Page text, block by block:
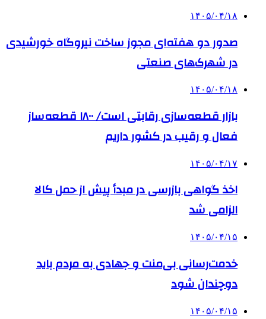
۱۴۰۵/۰۴/۱۸
صدور دو هفته‌ای مجوز ساخت نیروگاه خورشیدی
در شهرک‌های صنعتی
۱۴۰۵/۰۴/۱۸
بازار قطعه‌سازی رقابتی است/ ۱۸۰۰ قطعه‌ساز
فعال و رقیب در کشور داریم
۱۴۰۵/۰۴/۱۷
اخذ گواهی بازرسی در مبدأ پیش از حمل کالا
الزامی شد
۱۴۰۵/۰۴/۱۵
خدمت‌رسانی بی‌منت و جهادی به مردم باید
دوچندان شود
۱۴۰۵/۰۴/۱۵